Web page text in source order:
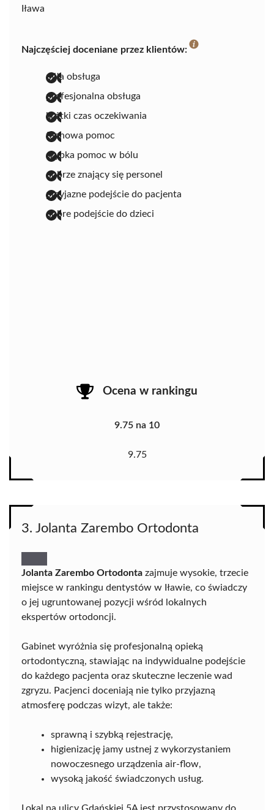
Iława
Najczęściej doceniane przez klientów:
miła obsługa
profesjonalna obsługa
krótki czas oczekiwania
fachowa pomoc
szybka pomoc w bólu
dobrze znający się personel
przyjazne podejście do pacjenta
dobre podejście do dzieci
Ocena w rankingu
9.75 na 10
9.75
3. Jolanta Zarembo Ortodonta
Jolanta Zarembo Ortodonta zajmuje wysokie, trzecie
miejsce w rankingu dentystów w Iławie, co świadczy
o jej ugruntowanej pozycji wśród lokalnych
ekspertów ortodoncji.
Gabinet wyróżnia się profesjonalną opieką
ortodontyczną, stawiając na indywidualne podejście
do każdego pacjenta oraz skuteczne leczenie wad
zgryzu. Pacjenci doceniają nie tylko przyjazną
atmosferę podczas wizyt, ale także:
sprawną i szybką rejestrację,
higienizację jamy ustnej z wykorzystaniem
nowoczesnego urządzenia air-flow,
wysoką jakość świadczonych usług.
Lokal na ulicy Gdańskiej 5A jest przystosowany do